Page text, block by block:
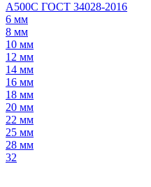
А500С ГОСТ 34028-2016
6 мм
8 мм
10 мм
12 мм
14 мм
16 мм
18 мм
20 мм
22 мм
25 мм
28 мм
32